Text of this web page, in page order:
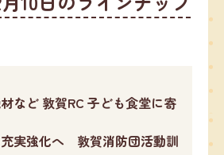
など 敦賀RC 子ども食堂に寄
充実強化へ 敦賀消防団活動訓